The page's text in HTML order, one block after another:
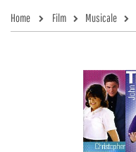
Home Film Musicale